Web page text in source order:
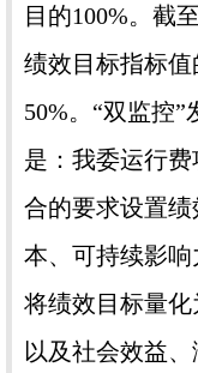
目的100%。截
绩效目标指标
50%。“双监控
是：我委运行
合的要求设置
本、可持续影响
将绩效目标量化
以及社会效益